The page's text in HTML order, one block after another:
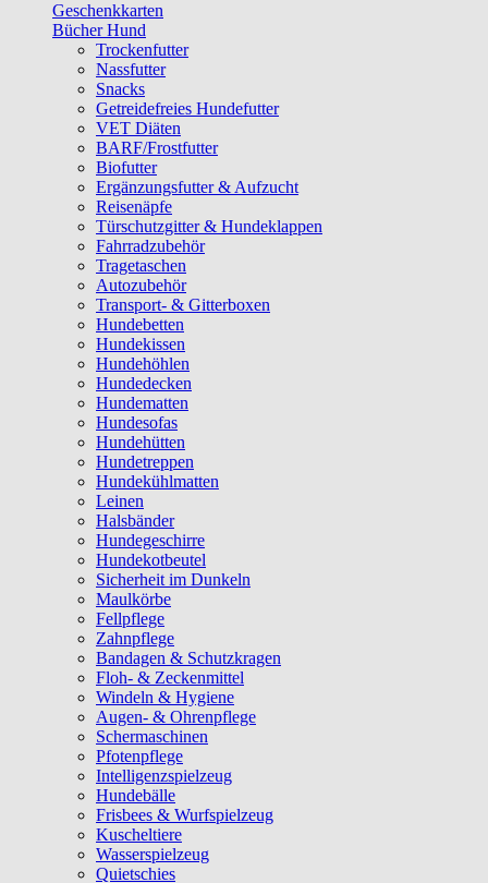
Geschenkkarten
Bücher Hund
Trockenfutter
Nassfutter
Snacks
Getreidefreies Hundefutter
VET Diäten
BARF/Frostfutter
Biofutter
Ergänzungsfutter & Aufzucht
Reisenäpfe
Türschutzgitter & Hundeklappen
Fahrradzubehör
Tragetaschen
Autozubehör
Transport- & Gitterboxen
Hundebetten
Hundekissen
Hundehöhlen
Hundedecken
Hundematten
Hundesofas
Hundehütten
Hundetreppen
Hundekühlmatten
Leinen
Halsbänder
Hundegeschirre
Hundekotbeutel
Sicherheit im Dunkeln
Maulkörbe
Fellpflege
Zahnpflege
Bandagen & Schutzkragen
Floh- & Zeckenmittel
Windeln & Hygiene
Augen- & Ohrenpflege
Schermaschinen
Pfotenpflege
Intelligenzspielzeug
Hundebälle
Frisbees & Wurfspielzeug
Kuscheltiere
Wasserspielzeug
Quietschies